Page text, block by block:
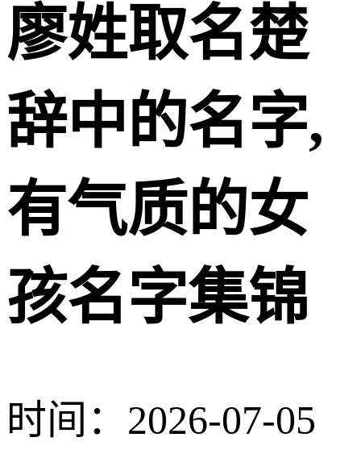
廖姓取名楚
辞中的名字,
有气质的女
孩名字集锦
时间：2026-07-05